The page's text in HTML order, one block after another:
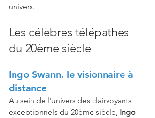
univers.
Les célèbres télépathes
du 20ème siècle
Ingo Swann, le visionnaire à
distance
Au sein de l'univers des clairvoyants
exceptionnels du 20ème siècle, Ingo